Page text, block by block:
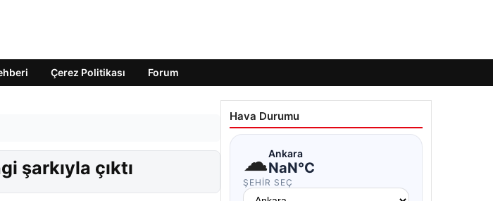
Çerez Politikası Forum
şarkıyla çıktı
Hava Durumu
☁Ankara
NaN°C
ŞEHIR SEÇ